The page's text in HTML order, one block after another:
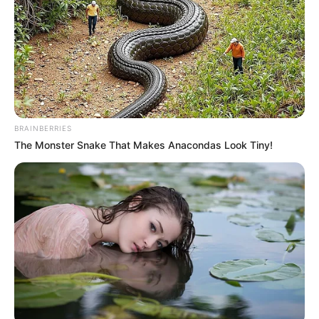
-cl
No caso das demais prioridades, o Adicional de Insalubridade em
grau máximo, ou seja, em 40%. E a Aposentadoria Especial, que
deverá garantir que os ACS e ACE que venham a se aposentar,
após a regulamentação da aposentadoria proposta na Emenda
Constitucional 120.
Quando oAdicional de Insalubridade, conforme regulamentação
que está sendo proposta à EC 120/2022 for aprovado, todos os
ACS e ACE do país passarão a ter direito a um valor de40%, sobre
os 2 salários mínimos. Isto equivale, hoje, ao valor de R$1.056.
Somado ao valor atual do vencimento base, que é de R$ 2.640,
teremos R$ 3.696. Somado a esse valor, temos as gratificações, as
projeções etc.
Se levando em conta ostrês salários mínimos da PEC 18
salário base dos agentes com formação técnica, irá potencializar
BRAINBERRIES
The Monster Snake That Makes Anacondas Look Tiny!